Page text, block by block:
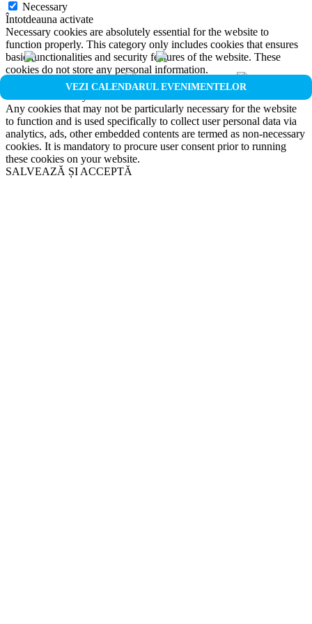
VEZI CALENDARUL EVENIMENTELOR
Necessary
Întotdeauna activate
Necessary cookies are absolutely essential for the website to
function properly. This category only includes cookies that ensures
basic functionalities and security features of the website. These
cookies do not store any personal information.
Non-necessary
Any cookies that may not be particularly necessary for the website
to function and is used specifically to collect user personal data via
analytics, ads, other embedded contents are termed as non-necessary
cookies. It is mandatory to procure user consent prior to running
these cookies on your website.
SALVEAZĂ ȘI ACCEPTĂ